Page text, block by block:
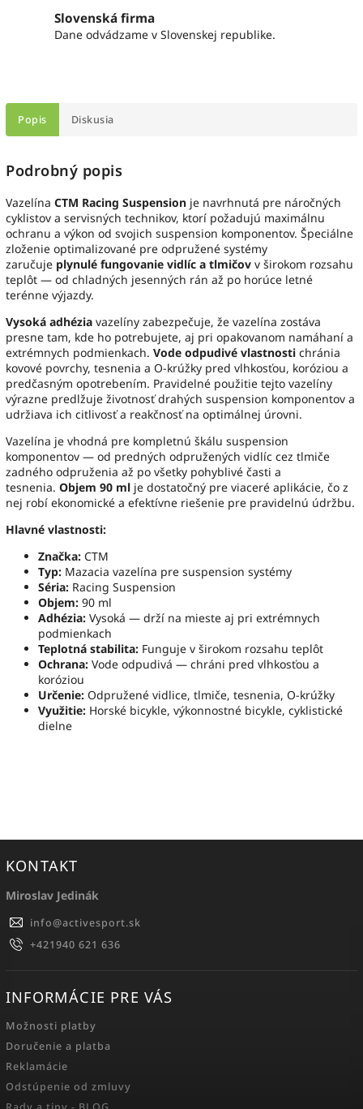
Slovenská firma
Dane odvádzame v Slovenskej republike.
Popis Diskusia
Podrobný popis
Vazelína CTM Racing Suspension je navrhnutá pre náročných
cyklistov a servisných technikov, ktorí požadujú maximálnu
ochranu a výkon od svojich suspension komponentov. Špeciálne
zloženie optimalizované pre odpružené systémy
zaručuje plynulé fungovanie vidlíc a tlmičov v širokom rozsahu
teplôt — od chladných jesenných rán až po horúce letné
terénne výjazdy.
Vysoká adhézia vazelíny zabezpečuje, že vazelína zostáva
presne tam, kde ho potrebujete, aj pri opakovanom namáhaní a
extrémnych podmienkach. Vode odpudivé vlastnosti chránia
kovové povrchy, tesnenia a O-krúžky pred vlhkosťou, koróziou a
predčasným opotrebením. Pravidelné použitie tejto vazelíny
výrazne predlžuje životnosť drahých suspension komponentov a
udržiava ich citlivosť a reakčnosť na optimálnej úrovni.
Vazelína je vhodná pre kompletnú škálu suspension
komponentov — od predných odpružených vidlíc cez tlmiče
zadného odpruženia až po všetky pohyblivé časti a
tesnenia. Objem 90 ml je dostatočný pre viaceré aplikácie, čo z
nej robí ekonomické a efektívne riešenie pre pravidelnú údržbu.
Hlavné vlastnosti:
Značka: CTM
Typ: Mazacia vazelína pre suspension systémy
Séria: Racing Suspension
Objem: 90 ml
Adhézia: Vysoká — drží na mieste aj pri extrémnych
podmienkach
Teplotná stabilita: Funguje v širokom rozsahu teplôt
Ochrana: Vode odpudivá — chráni pred vlhkosťou a
koróziou
Určenie: Odpružené vidlice, tlmiče, tesnenia, O-krúžky
Využitie: Horské bicykle, výkonnostné bicykle, cyklistické
dielne
KONTAKT
Miroslav Jedinák
info@activesport.sk
+421940 621 636
INFORMÁCIE PRE VÁS
Možnosti platby
Doručenie a platba
Reklamácie
Odstúpenie od zmluvy